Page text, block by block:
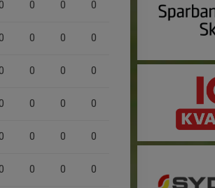
0 0 0
0 0 0
0 0 0
0 0 0
0 0 0
0 0 0